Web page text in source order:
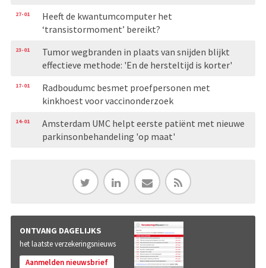
27-01
Heeft de kwantumcomputer het
‘transistormoment’ bereikt?
23-01
Tumor wegbranden in plaats van snijden blijkt
effectieve methode: 'En de hersteltijd is korter'
17-01
Radboudumc besmet proefpersonen met
kinkhoest voor vaccinonderzoek
14-01
Amsterdam UMC helpt eerste patiënt met nieuwe
parkinsonbehandeling 'op maat'
ONTVANG DAGELIJKS
het laatste verzekeringsnieuws
Aanmelden nieuwsbrief